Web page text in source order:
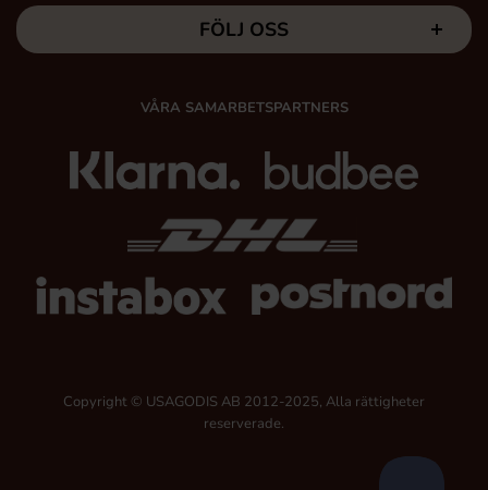
FÖLJ OSS
VÅRA SAMARBETSPARTNERS
Copyright © USAGODIS AB 2012-2025, Alla rättigheter
reserverade.